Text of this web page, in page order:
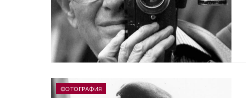
ФОТОГРАФИЯ